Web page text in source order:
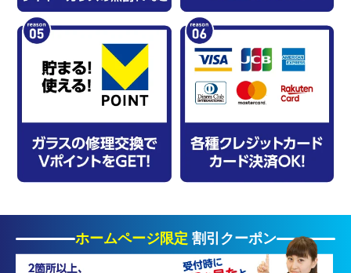
ホームページ限定 割引クーポン